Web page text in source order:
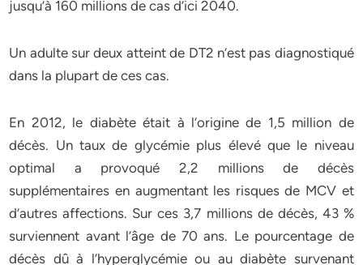
jusqu’à 160 millions de cas d’ici 2040.
Un adulte sur deux atteint de DT2 n’est pas diagnostiqué
dans la plupart de ces cas.
En 2012, le diabète était à l’origine de 1,5 million de
décès. Un taux de glycémie plus élevé que le niveau
optimal a provoqué 2,2 millions de décès
supplémentaires en augmentant les risques de MCV et
d’autres affections. Sur ces 3,7 millions de décès, 43 %
surviennent avant l’âge de 70 ans. Le pourcentage de
décès dû à l’hyperglycémie ou au diabète survenant